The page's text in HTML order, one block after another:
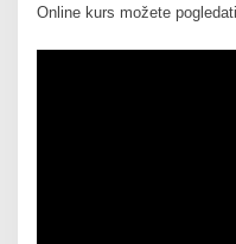
Online kurs možete